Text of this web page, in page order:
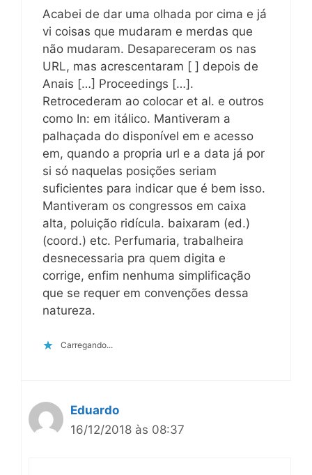
Acabei de dar uma olhada por cima e já
vi coisas que mudaram e merdas que
não mudaram. Desapareceram os nas
URL, mas acrescentaram [ ] depois de
Anais […] Proceedings […].
Retrocederam ao colocar et al. e outros
como In: em itálico. Mantiveram a
palhaçada do disponível em e acesso
em, quando a propria url e a data já por
si só naquelas posições seriam
suficientes para indicar que é bem isso.
Mantiveram os congressos em caixa
alta, poluição ridícula. baixaram (ed.)
(coord.) etc. Perfumaria, trabalheira
desnecessaria pra quem digita e
corrige, enfim nenhuma simplificação
que se requer em convenções dessa
natureza.
Carregando...
Eduardo
16/12/2018 às 08:37